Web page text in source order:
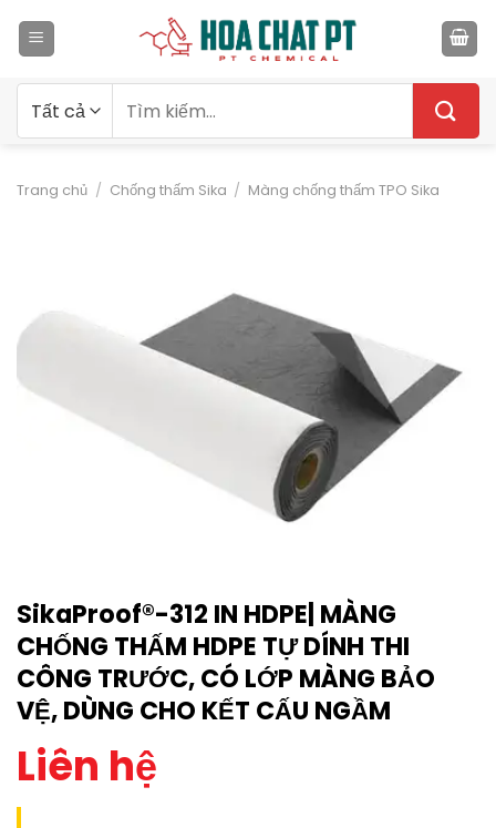
qua
kiếm:
Trang chủ / Chống thấm Sika / Màng chống thấm TPO Sika
SikaProof®-312 IN HDPE| MÀNG
CHỐNG THẤM HDPE TỰ DÍNH THI
CÔNG TRƯỚC, CÓ LỚP MÀNG BẢO
VỆ, DÙNG CHO KẾT CẤU NGẦM
Liên hệ